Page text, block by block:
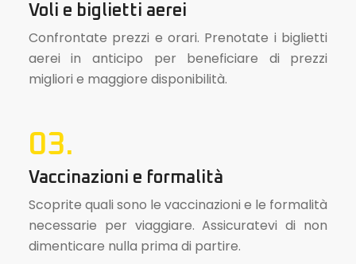
Voli e biglietti aerei
Confrontate prezzi e orari. Prenotate i biglietti
aerei in anticipo per beneficiare di prezzi
migliori e maggiore disponibilità.
03.
Vaccinazioni e formalità
Scoprite quali sono le vaccinazioni e le formalità
necessarie per viaggiare. Assicuratevi di non
dimenticare nulla prima di partire.